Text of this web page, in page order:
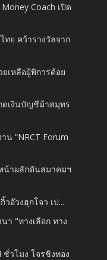
Coach เปิด
ทย คว้ารางวัลจาก
เหลือผู้พิการด้อย
ดเงินบัญชีม้าสมุทร
น “NRCT Forum
น้าผลักดันสมาคมฯ
อ๊วงฮุกโจว เป...
า "ทางเลือก ทาง
วโมง โจรชิงทอง